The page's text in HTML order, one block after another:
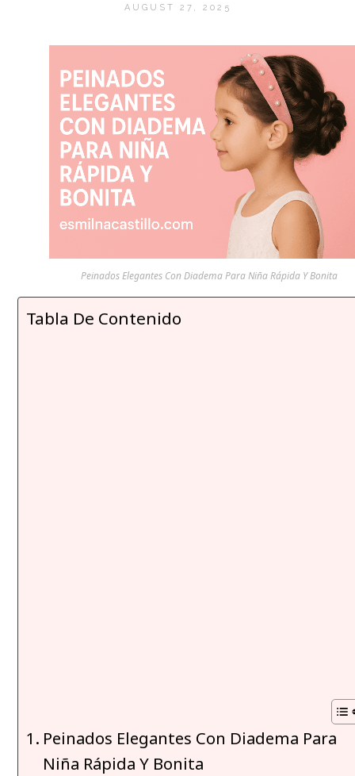
AUGUST 27, 2025
Peinados Elegantes Con Diadema Para Niña Rápida Y Bonita
Tabla De Contenido
Peinados Elegantes Con Diadema Para
Niña Rápida Y Bonita